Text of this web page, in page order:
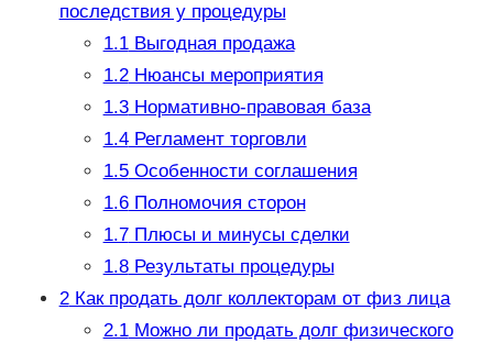
последствия у процедуры
1.1Выгодная продажа
1.2Нюансы мероприятия
1.3Нормативно-правовая база
1.4Регламент торговли
1.5Особенности соглашения
1.6Полномочия сторон
1.7Плюсы и минусы сделки
1.8Результаты процедуры
2Как продать долг коллекторам от физ лица
2.1Можно ли продать долг физического